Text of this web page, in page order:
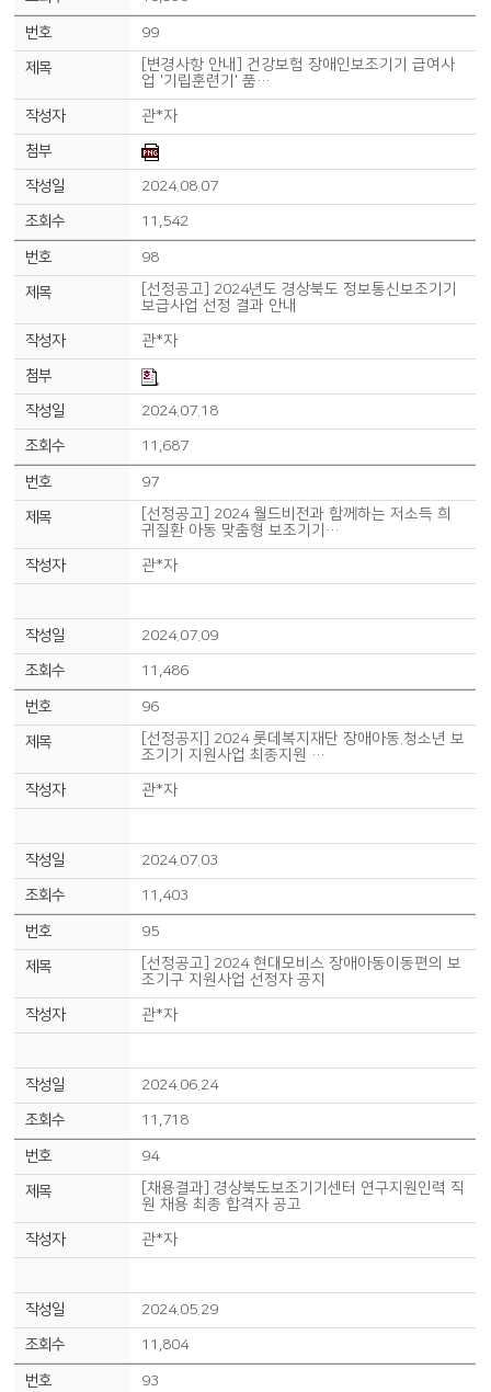
99
[변경사항 안내] 건강보험 장애인보조기기 급여사
업 '기립훈련기' 품…
관*자
2024.08.07
11,542
98
[선정공고] 2024년도 경상북도 정보통신보조기기
보급사업 선정 결과 안내
관*자
2024.07.18
11,687
97
[선정공고] 2024 월드비전과 함께하는 저소득 희
귀질환 아동 맞춤형 보조기기…
관*자
2024.07.09
11,486
96
[선정공지] 2024 롯데복지재단 장애아동.청소년 보
조기기 지원사업 최종지원 …
관*자
2024.07.03
11,403
95
[선정공고] 2024 현대모비스 장애아동이동편의 보
조기구 지원사업 선정자 공지
관*자
2024.06.24
11,718
94
[채용결과] 경상북도보조기기센터 연구지원인력 직
원 채용 최종 합격자 공고
관*자
2024.05.29
11,804
93